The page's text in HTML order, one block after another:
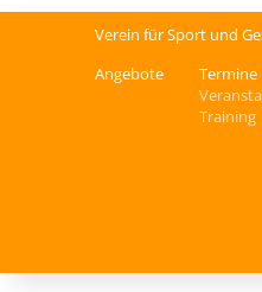
Verein für Sport und
Angebote
Termine
Training